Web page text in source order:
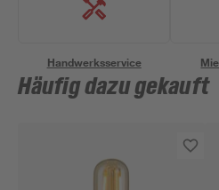
Handwerksservice
Häufig dazu gekauft